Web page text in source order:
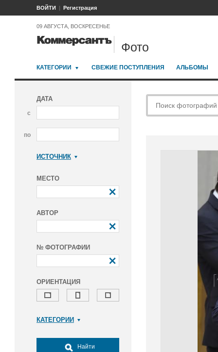
ВОЙТИ Регистрация
09 АВГУСТА, ВОСКРЕСЕНЬЕ
Фото
КАТЕГОРИИ СВЕЖИЕ ПОСТУПЛЕНИЯ АЛЬБОМЫ
ДАТА
с
по
ИСТОЧНИК
МЕСТО
АВТОР
№ ФОТОГРАФИИ
ОРИЕНТАЦИЯ
КАТЕГОРИИ
Досуг, туризм и отдых
Найти